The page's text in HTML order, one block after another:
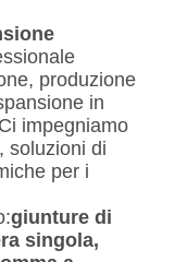
produzione
in
impegniamo
soluzioni di
per i
giunture di
singola,